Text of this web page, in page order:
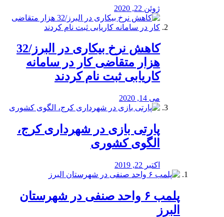
ژوئن 22, 2020
کاهش نرخ بیکاری در البرز/32
هزار متقاضی کار در سامانه
کاریابی ثبت نام کردند
می 14, 2020
پارتی بازی در شهرداری کرج،
الگوی کشوری
اکتبر 22, 2019
پلمب ۶ واحد صنفی در شهرستان
البرز